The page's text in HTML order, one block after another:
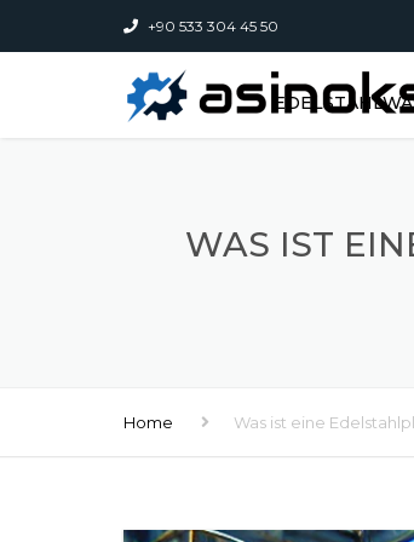
+90 533 304 45 50
WAS IST
Home Was ist eine